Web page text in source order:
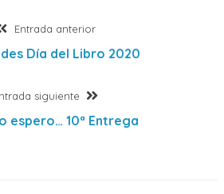
Entrada anteriorEntrada
anterior:
Día del Libro 2020
siguiente
Entrada
siguiente:
espero… 10ª Entrega